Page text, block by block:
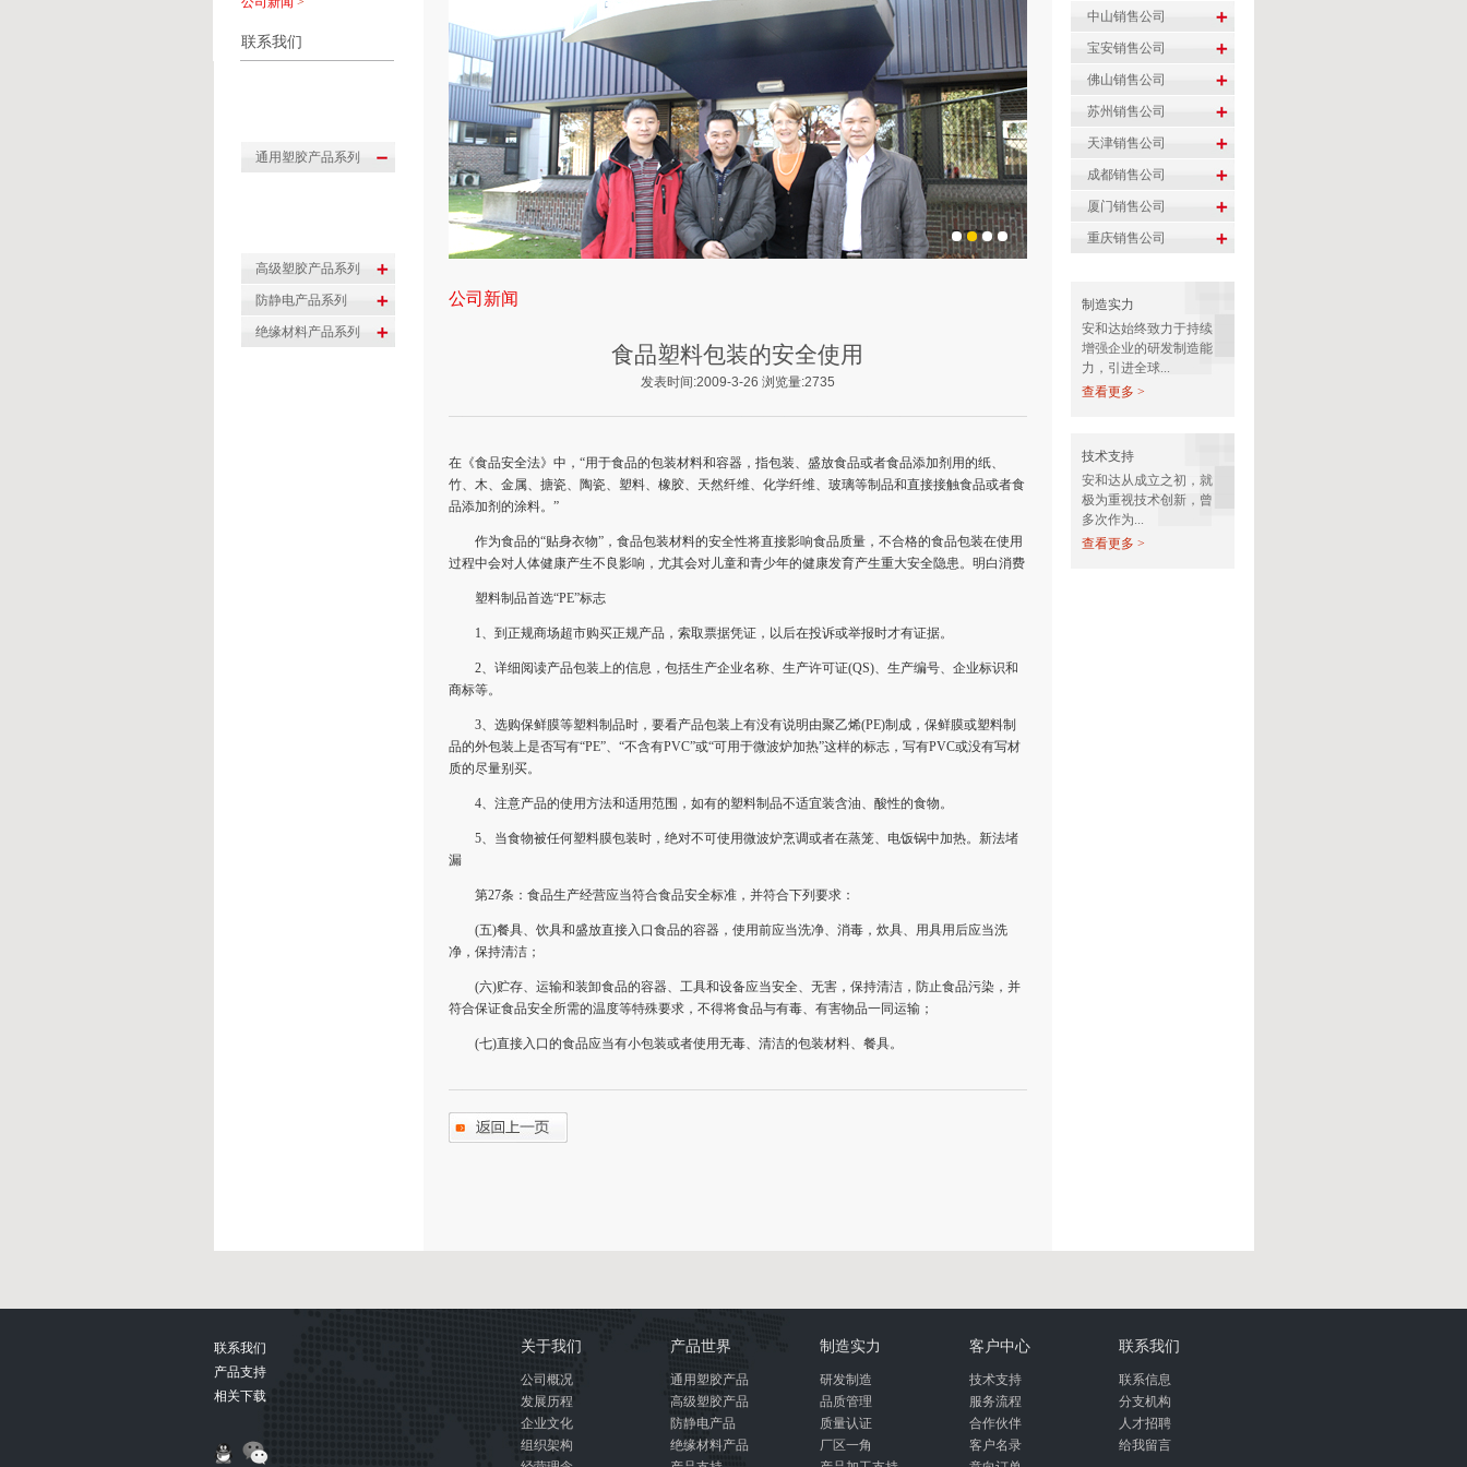
联系我们
公司新闻
食品塑料包装的安全使用
发表时间:2009-3-26 浏览量:2735
在《食品安全法》中，“用于食品的包装材料和容器，指包装、盛放食品或者食品添加剂用的纸、
竹、木、金属、搪瓷、陶瓷、塑料、橡胶、天然纤维、化学纤维、玻璃等制品和直接接触食品或者食
品添加剂的涂料。”
作为食品的“贴身衣物”，食品包装材料的安全性将直接影响食品质量，不合格的食品包装在使用
过程中会对人体健康产生不良影响，尤其会对儿童和青少年的健康发育产生重大安全隐患。明白消费
塑料制品首选“PE”标志
1、到正规商场超市购买正规产品，索取票据凭证，以后在投诉或举报时才有证据。
2、详细阅读产品包装上的信息，包括生产企业名称、生产许可证(QS)、生产编号、企业标识和
商标等。
3、选购保鲜膜等塑料制品时，要看产品包装上有没有说明由聚乙烯(PE)制成，保鲜膜或塑料制
品的外包装上是否写有“PE”、“不含有PVC”或“可用于微波炉加热”这样的标志，写有PVC或没有写材
质的尽量别买。
4、注意产品的使用方法和适用范围，如有的塑料制品不适宜装含油、酸性的食物。
5、当食物被任何塑料膜包装时，绝对不可使用微波炉烹调或者在蒸笼、电饭锅中加热。新法堵
漏
第27条：食品生产经营应当符合食品安全标准，并符合下列要求：
(五)餐具、饮具和盛放直接入口食品的容器，使用前应当洗净、消毒，炊具、用具用后应当洗
净，保持清洁；
(六)贮存、运输和装卸食品的容器、工具和设备应当安全、无害，保持清洁，防止食品污染，并
符合保证食品安全所需的温度等特殊要求，不得将食品与有毒、有害物品一同运输；
(七)直接入口的食品应当有小包装或者使用无毒、清洁的包装材料、餐具。
制造实力
安和达始终致力于持续
增强企业的研发制造能
力，引进全球...
查看更多 >
技术支持
安和达从成立之初，就
极为重视技术创新，曾
多次作为...
查看更多 >
联系我们
产品支持
相关下载
关于我们
公司概况
发展历程
企业文化
组织架构
产品世界
通用塑胶产品
高级塑胶产品
防静电产品
绝缘材料产品
制造实力
研发制造
品质管理
质量认证
厂区一角
客户中心
技术支持
服务流程
合作伙伴
客户名录
联系我们
联系信息
分支机构
人才招聘
给我留言